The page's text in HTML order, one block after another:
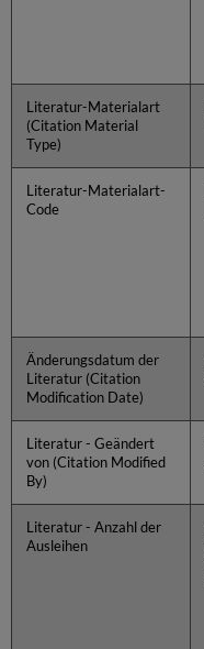
Literatur-Materialart
(Citation Material
Type)
Literatur-Materialart-
Code
Änderungsdatum der
Literatur (Citation
Modification Date)
Literatur - Geändert
von (Citation Modified
By)
Literatur - Anzahl der
Ausleihen